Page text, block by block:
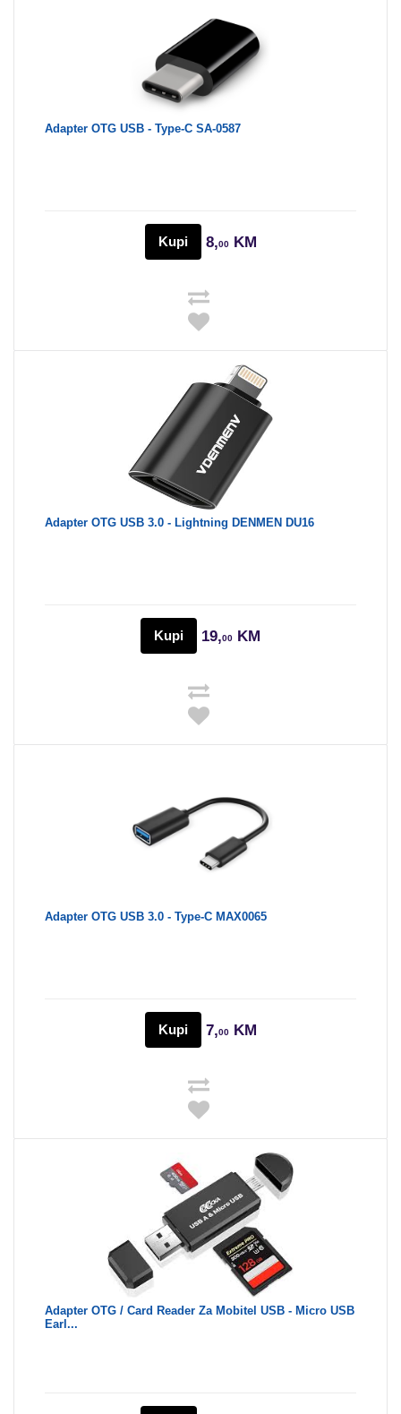
Adapter OTG USB - Type-C SA-0587
Kupi 8,00KM
Adapter OTG USB 3.0 - Lightning DENMEN DU16
Kupi 19,00 KM
Adapter OTG USB 3.0 - Type-C MAX0065
Kupi 7,00KM
Adapter OTG / Card Reader Za Mobitel USB - Micro USB
Earl...